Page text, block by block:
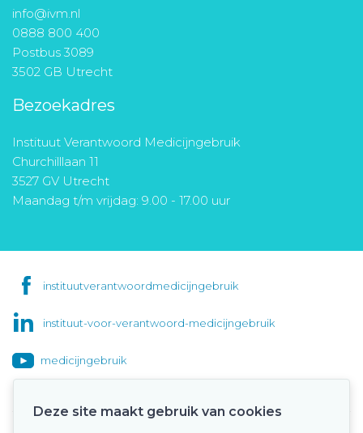
info@ivm.nl
0888 800 400
Postbus 3089
3502 GB Utrecht
Bezoekadres
Instituut Verantwoord Medicijngebruik
Churchilllaan 11
3527 GV Utrecht
Maandag t/m vrijdag: 9.00 - 17.00 uur
instituutverantwoordmedicijngebruik
instituut-voor-verantwoord-medicijngebruik
medicijngebruik
Deze site maakt gebruik van cookies